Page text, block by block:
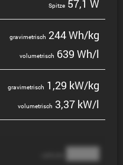
Spitze 57,1 W
gravi­me­trisch 244 Wh/kg
volume­trisch 639 Wh/l
gravi­me­trisch 1,29 kW/kg
volume­trisch 3,37 kW/l
████